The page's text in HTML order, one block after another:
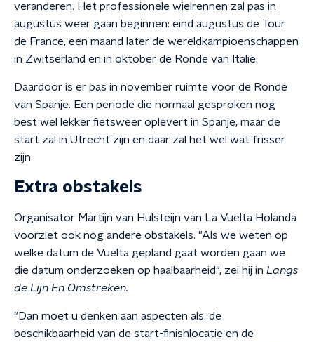
veranderen. Het professionele wielrennen zal pas in
augustus weer gaan beginnen: eind augustus de Tour
de France, een maand later de wereldkampioenschappen
in Zwitserland en in oktober de Ronde van Italië.
Daardoor is er pas in november ruimte voor de Ronde
van Spanje. Een periode die normaal gesproken nog
best wel lekker fietsweer oplevert in Spanje, maar de
start zal in Utrecht zijn en daar zal het wel wat frisser
zijn.
Extra obstakels
Organisator Martijn van Hulsteijn van La Vuelta Holanda
voorziet ook nog andere obstakels. "Als we weten op
welke datum de Vuelta gepland gaat worden gaan we
die datum onderzoeken op haalbaarheid", zei hij in Langs
de Lijn En Omstreken.
"Dan moet u denken aan aspecten als: de
beschikbaarheid van de start-finishlocatie en de